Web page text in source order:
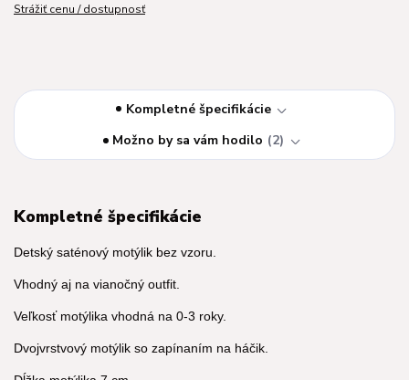
Strážiť cenu / dostupnosť
Kompletné špecifikácie
Možno by sa vám hodilo
2
Kompletné špecifikácie
Detský saténový motýlik bez vzoru.
Vhodný aj na vianočný outfit.
Veľkosť motýlika vhodná na 0-3 roky.
Dvojvrstvový motýlik so zapínaním na háčik.